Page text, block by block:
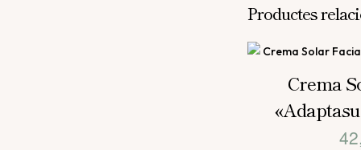
Productes
Crema